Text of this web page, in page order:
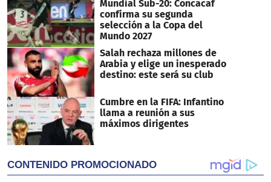
Mundial Sub-20: Concacaf
confirma su segunda
selección a la Copa del
Mundo 2027
Salah rechaza millones de
Arabia y elige un inesperado
destino: este será su club
Cumbre en la FIFA: Infantino
llama a reunión a sus
máximos dirigentes